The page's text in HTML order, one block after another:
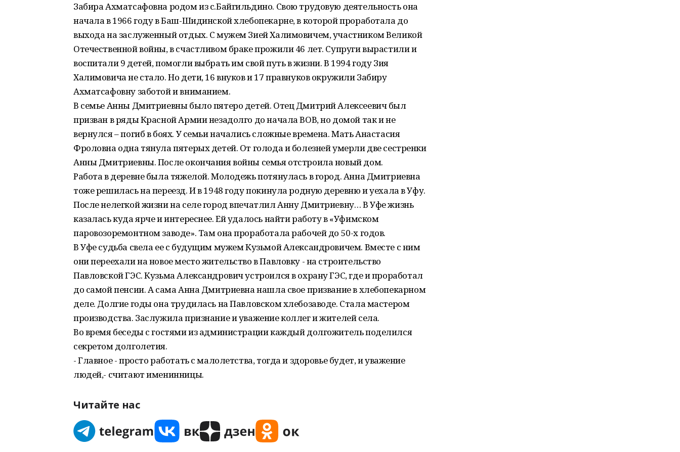
Забира Ахматсафовна родом из с.Байгильдино. Свою трудовую деятельность она
начала в 1966 году в Баш-Шидинской хлебопекарне, в которой проработала до
выхода на заслуженный отдых. С мужем Зией Халимовичем, участником Великой
Отечественной войны, в счастливом браке прожили 46 лет. Супруги вырастили и
воспитали 9 детей, помогли выбрать им свой путь в жизни. В 1994 году Зия
Халимовича не стало. Но дети, 16 внуков и 17 правнуков окружили Забиру
Ахматсафовну заботой и вниманием.
В семье Анны Дмитриевны было пятеро детей. Отец Дмитрий Алексеевич был
призван в ряды Красной Армии незадолго до начала ВОВ, но домой так и не
вернулся – погиб в боях. У семьи начались сложные времена. Мать Анастасия
Фроловна одна тянула пятерых детей. От голода и болезней умерли две сестренки
Анны Дмитриевны. После окончания войны семья отстроила новый дом.
Работа в деревне была тяжелой. Молодежь потянулась в город. Анна Дмитриевна
тоже решилась на переезд. И в 1948 году покинула родную деревню и уехала в Уфу.
После нелегкой жизни на селе город впечатлил Анну Дмитриевну… В Уфе жизнь
казалась куда ярче и интереснее. Ей удалось найти работу в «Уфимском
паровозоремонтном заводе». Там она проработала рабочей до 50-х годов.
В Уфе судьба свела ее с будущим мужем Кузьмой Александровичем. Вместе с ним
они переехали на новое место жительство в Павловку - на строительство
Павловской ГЭС. Кузьма Александрович устроился в охрану ГЭС, где и проработал
до самой пенсии. А сама Анна Дмитриевна нашла свое призвание в хлебопекарном
деле. Долгие годы она трудилась на Павловском хлебозаводе. Стала мастером
производства. Заслужила признание и уважение коллег и жителей села.
Во время беседы с гостями из администрации каждый долгожитель поделился
секретом долголетия.
- Главное - просто работать с малолетства, тогда и здоровье будет, и уважение
людей,- считают именинницы.
Читайте нас